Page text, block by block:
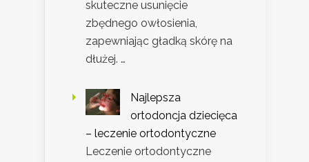
skuteczne usunięcie
zbędnego owłosienia,
zapewniając gładką skórę na
dłużej. …
Najlepsza
ortodoncja dziecięca
– leczenie ortodontyczne
Leczenie ortodontyczne